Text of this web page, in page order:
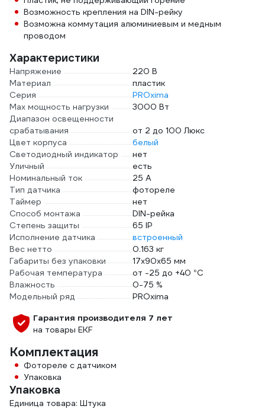
Возможность крепления на DIN-рейку
Возможна коммутация алюминиевым и медным
проводом
Характеристики
Напряжение
220 В
Материал
пластик
Серия
PROxima
Max мощность нагрузки
3000 Вт
Диапазон освещенности
срабатывания
от 2 до 100 Люкс
Цвет корпуса
белый
Светодиодный индикатор
нет
Уличный
есть
Номинальный ток
25 А
Тип датчика
фотореле
Таймер
нет
Способ монтажа
DIN-рейка
Степень защиты
65 IP
Исполнение датчика
встроенный
Вес нетто
0.163 кг
Габариты без упаковки
17х90х65 мм
Рабочая температура
от -25 до +40 °С
Влажность
0-75 %
Модельный ряд
PROxima
Гарантия производителя 7 лет
на товары EKF
Комплектация
Фотореле с датчиком
Упаковка
Упаковка
Единица товара: Штука